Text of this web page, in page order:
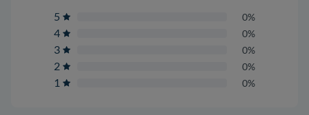
5 0%
4 0%
3 0%
2 0%
1 0%